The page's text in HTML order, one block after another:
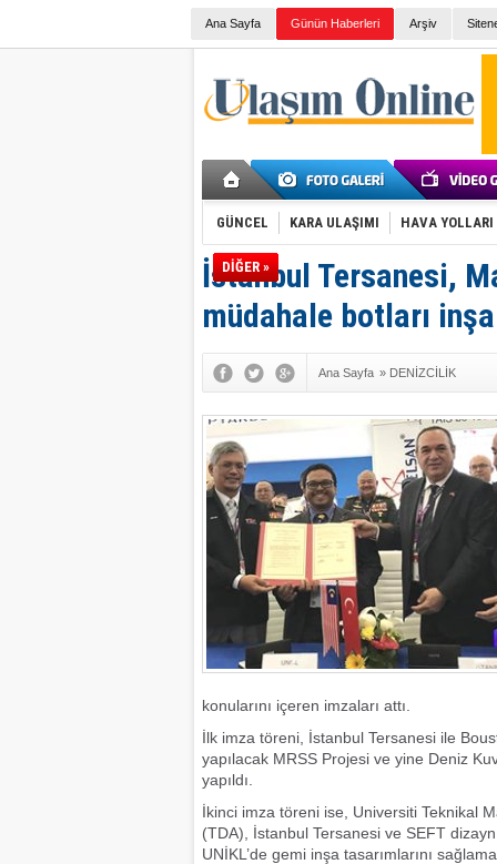
Ana Sayfa Günün Haberleri Arşiv
GÜNCEL KARA ULAŞIMI HAVA YOLLARI
DİĞER »
İstanbul Tersanesi,
müdahale botları
Ana Sayfa » DENİZCİLİK
konularını içeren imzaları attı.
İlk imza töreni, İstanbul Tersanesi ile
yapılacak MRSS Projesi ve yine Deniz
yapıldı.
İkinci imza töreni ise, Universiti Teknikal
(TDA), İstanbul Tersanesi ve SEFT dizayn
UNİKL’de gemi inşa tasarımlarını